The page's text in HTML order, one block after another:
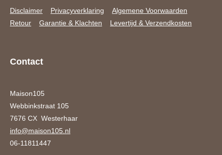
Disclaimer Privacyverklaring
Algemene Voorwaarden
Retour
Garantie & Klachten Levertijd & Verzendkosten
Contact
Maison105
Webbinkstraat 105
7676 CX Westerhaar
info@maison105.nl
06-11811447